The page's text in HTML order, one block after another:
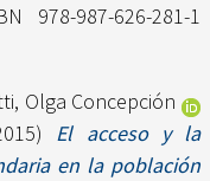
978-987-626-281-1
Olga Concepción
El acceso y la
en la población